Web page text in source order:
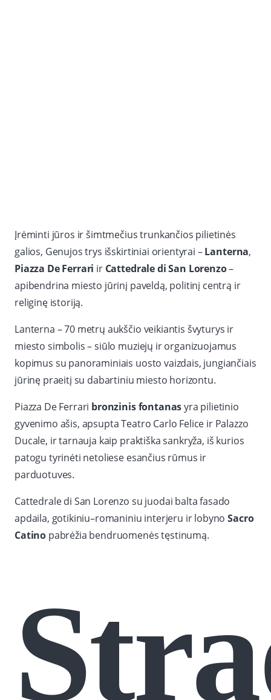
Įrėminti jūros ir šimtmečius trunkančios pilietinės
galios, Genujos trys išskirtiniai orientyrai –Lanterna,
Piazza De Ferrari ir Cattedrale di San Lorenzo–
apibendrina miesto jūrinį paveldą, politinį centrą ir
religinę istoriją.
Lanterna – 70 metrų aukščio veikiantis švyturys ir
miesto simbolis – siūlo muziejų ir organizuojamus
kopimus su panoraminiais uosto vaizdais, jungiančiais
jūrinę praeitį su dabartiniu miesto horizontu.
Piazza De Ferrari bronzinis fontanasyra pilietinio
gyvenimo ašis, apsupta Teatro Carlo Felice ir Palazzo
Ducale, ir tarnauja kaip praktiška sankryža, iš kurios
patogu tyrinėti netoliese esančius rūmus ir
parduotuves.
Cattedrale di San Lorenzo su juodai balta fasado
apdaila, gotikiniu–romaniniu interjeru ir lobynoSacro
Catino pabrėžia bendruomenės tęstinumą.